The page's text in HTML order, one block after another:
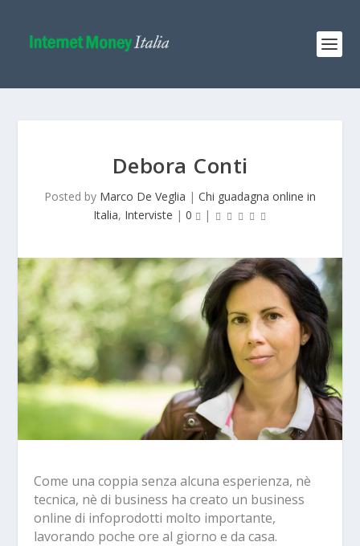
Debora Conti
Posted by Marco De Veglia | Chi guadagna online in
Italia, Interviste | 0 |
Come una coppia senza alcuna esperienza, nè
tecnica, nè di business ha creato un business
online di infoprodotti molto importante,
lavorando poche ore al giorno e da casa.